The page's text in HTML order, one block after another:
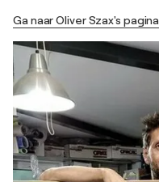
Ga naar Oliver Szax's pagina